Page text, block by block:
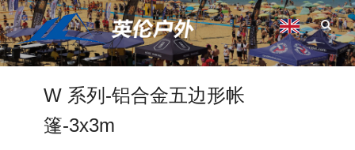
W 系列-铝合金五边形帐
篷-3x3m